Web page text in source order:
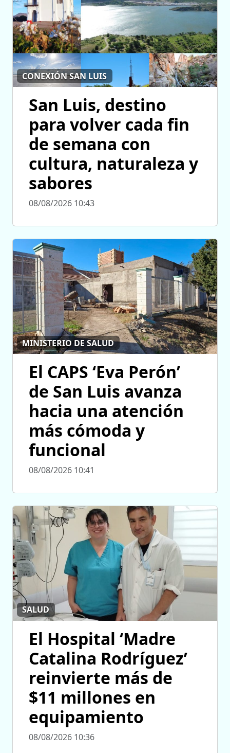
CONEXIÓN SAN LUIS
San Luis, destino
para volver cada fin
de semana con
cultura, naturaleza y
sabores
08/08/2026 10:43
MINISTERIO DE SALUD
El CAPS ‘Eva Perón’
de San Luis avanza
hacia una atención
más cómoda y
funcional
08/08/2026 10:41
SALUD
El Hospital ‘Madre
Catalina Rodríguez’
reinvierte más de
$11 millones en
equipamiento
08/08/2026 10:36